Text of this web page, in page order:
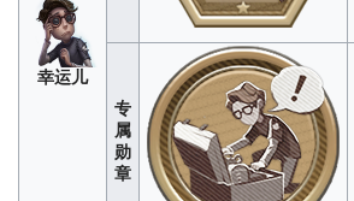
106
1590 3180 5300
空
障碍赛
：被监管者追击时翻越板窗次数
（次）
经WIKI编辑组测试，单局上限为
4<br>数据仅供参考，如有错误欢迎改
正
42 126 252 420 3
双线破译：与玩偶同时破译密码机进度
经WIKI编辑组测试，单局上限为
100<br>数据仅供参考，如有错误欢迎
万
打
幸运儿
专
属
勋
章